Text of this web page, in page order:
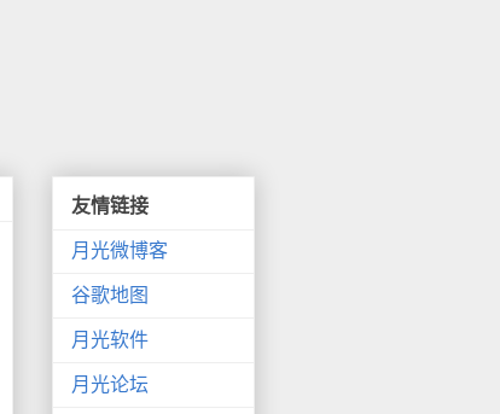
友情链接
月光微博客
谷歌地图
月光软件
月光论坛